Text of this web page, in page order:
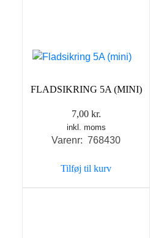
FLADSIKRING 5A (MINI)
7,00 kr.
inkl. moms
Varenr: 768430
Tilføj til kurv